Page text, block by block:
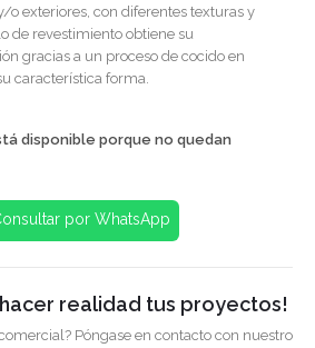
o exteriores, con diferentes texturas y
de revestimiento obtiene su
gracias a un proceso de cocido en
característica forma.
disponible porque no quedan
por WhatsApp
hacer realidad tus proyectos!
Póngase en contacto con nuestro